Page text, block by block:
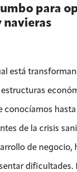
para
está
conocíamos
de la crisis
de negocio,
dificultades.